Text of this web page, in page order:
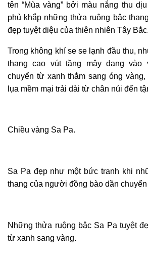
tên “Mùa vàng” bởi màu nắng thu
phủ khắp những thửa ruộng bậc
đẹp tuyệt diệu của thiên nhiên Tây Bắc.
Trong không khí se se lạnh đầu thu,
thang cao vút tầng mây đang vào
chuyển từ xanh thắm sang óng
lụa mềm mại trải dài từ chân núi đến
Chiều vàng Sa Pa.
Sa Pa đẹp như một bức tranh khi
thang của người đồng bào dần
Những thửa ruộng bậc Sa Pa tuyệt
từ xanh sang vàng.